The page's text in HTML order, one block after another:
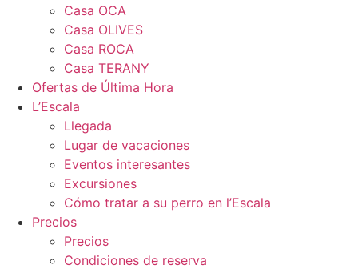
Casa OCA
Casa OLIVES
Casa ROCA
Casa TERANY
Ofertas de Última Hora
L’Escala
Llegada
Lugar de vacaciones
Eventos interesantes
Excursiones
Cómo tratar a su perro en l’Escala
Precios
Precios
Condiciones de reserva